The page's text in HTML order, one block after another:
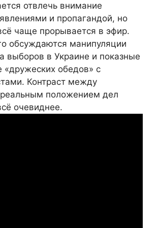
отвлечь внимание
и пропагандой, но
чаще прорывается в эфир.
обсуждаются манипуляции
выборов в Украине и показные
обедов» с
Контраст между
реальным положением дел
очевиднее.